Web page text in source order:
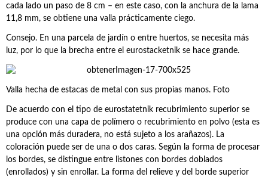
cada lado un paso de 8 cm – en este caso, con la anchura de la lama
11,8 mm, se obtiene una valla prácticamente ciego.
Consejo. En una parcela de jardín o entre huertos, se necesita más
luz, por lo que la brecha entre el eurostacketnik se hace grande.
Valla hecha de estacas de metal con sus propias manos. Foto
De acuerdo con el tipo de eurostatetnik recubrimiento superior se
produce con una capa de polímero o recubrimiento en polvo (esta es
una opción más duradera, no está sujeto a los arañazos). La
coloración puede ser de una o dos caras. Según la forma de procesar
los bordes, se distingue entre listones con bordes doblados
(enrollados) y sin enrollar. La forma del relieve y del borde superior